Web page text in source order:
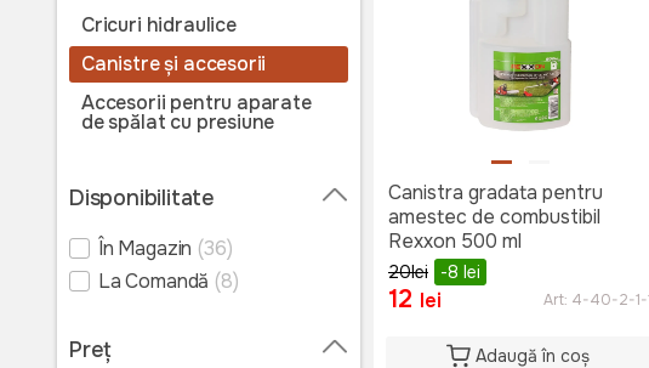
Cricuri hidraulice
Canistre și accesorii
Accesorii pentru aparate
de spălat cu presiune
Disponibilitate
În Magazin (36)
La Comandă (8)
Preț
Canistra gradata pentru
amestec de combustibil
Rexxon 500 ml
20lei -8 lei
12 lei Art: 4-40-2-1-
Adaugă în coș